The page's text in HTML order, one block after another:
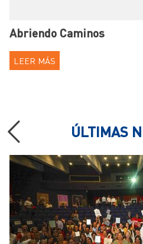
Abriendo Caminos
LEER MÁS
ÚLTIMAS